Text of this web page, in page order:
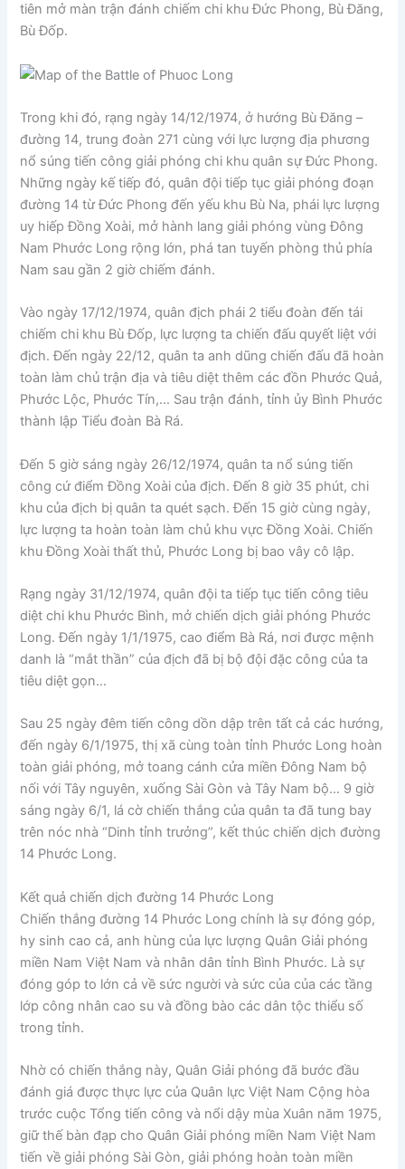
tiên mở màn trận đánh chiếm chi khu Đức Phong, Bù Đăng,
Bù Đốp.
Trong khi đó, rạng ngày 14/12/1974, ở hướng Bù Đăng –
đường 14, trung đoàn 271 cùng với lực lượng địa phương
nổ súng tiến công giải phóng chi khu quân sự Đức Phong.
Những ngày kế tiếp đó, quân đội tiếp tục giải phóng đoạn
đường 14 từ Đức Phong đến yếu khu Bù Na, phái lực lượng
uy hiếp Đồng Xoài, mở hành lang giải phóng vùng Đông
Nam Phước Long rộng lớn, phá tan tuyến phòng thủ phía
Nam sau gần 2 giờ chiếm đánh.
Vào ngày 17/12/1974, quân địch phái 2 tiểu đoàn đến tái
chiếm chi khu Bù Đốp, lực lượng ta chiến đấu quyết liệt với
địch. Đến ngày 22/12, quân ta anh dũng chiến đấu đã hoàn
toàn làm chủ trận địa và tiêu diệt thêm các đồn Phước Quả,
Phước Lộc, Phước Tín,… Sau trận đánh, tỉnh ủy Bình Phước
thành lập Tiểu đoàn Bà Rá.
Đến 5 giờ sáng ngày 26/12/1974, quân ta nổ súng tiến
công cứ điểm Đồng Xoài của địch. Đến 8 giờ 35 phút, chi
khu của địch bị quân ta quét sạch. Đến 15 giờ cùng ngày,
lực lượng ta hoàn toàn làm chủ khu vực Đồng Xoài. Chiến
khu Đồng Xoài thất thủ, Phước Long bị bao vây cô lập.
Rạng ngày 31/12/1974, quân đội ta tiếp tục tiến công tiêu
diệt chi khu Phước Bình, mở chiến dịch giải phóng Phước
Long. Đến ngày 1/1/1975, cao điểm Bà Rá, nơi được mệnh
danh là “mắt thần” của địch đã bị bộ đội đặc công của ta
tiêu diệt gọn…
Sau 25 ngày đêm tiến công dồn dập trên tất cả các hướng,
đến ngày 6/1/1975, thị xã cùng toàn tỉnh Phước Long hoàn
toàn giải phóng, mở toang cánh cửa miền Đông Nam bộ
nối với Tây nguyên, xuống Sài Gòn và Tây Nam bộ… 9 giờ
sáng ngày 6/1, lá cờ chiến thắng của quân ta đã tung bay
trên nóc nhà “Dinh tỉnh trưởng”, kết thúc chiến dịch đường
14 Phước Long.
Kết quả chiến dịch đường 14 Phước Long
Chiến thắng đường 14 Phước Long chính là sự đóng góp,
hy sinh cao cả, anh hùng của lực lượng Quân Giải phóng
miền Nam Việt Nam và nhân dân tỉnh Bình Phước. Là sự
đóng góp to lớn cả về sức người và sức của của các tầng
lớp công nhân cao su và đồng bào các dân tộc thiểu số
trong tỉnh.
Nhờ có chiến thắng này, Quân Giải phóng đã bước đầu
đánh giá được thực lực của Quân lực Việt Nam Cộng hòa
trước cuộc Tổng tiến công và nổi dậy mùa Xuân năm 1975,
giữ thế bàn đạp cho Quân Giải phóng miền Nam Việt Nam
tiến về giải phóng Sài Gòn, giải phóng hoàn toàn miền